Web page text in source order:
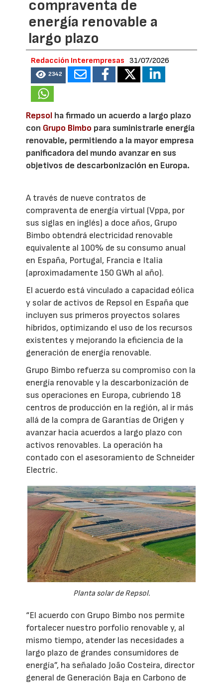
compraventa de
energía renovable a
largo plazo
Redacción Interempresas 31/07/2026
2342
Repsol ha firmado un acuerdo a largo plazo
con Grupo Bimbo para suministrarle energía
renovable, permitiendo a la mayor empresa
panificadora del mundo avanzar en sus
objetivos de descarbonización en Europa.
A través de nueve contratos de
compraventa de energía virtual (Vppa, por
sus siglas en inglés) a doce años, Grupo
Bimbo obtendrá electricidad renovable
equivalente al 100% de su consumo anual
en España, Portugal, Francia e Italia
(aproximadamente 150 GWh al año).
El acuerdo está vinculado a capacidad eólica
y solar de activos de Repsol en España que
incluyen sus primeros proyectos solares
híbridos, optimizando el uso de los recursos
existentes y mejorando la eficiencia de la
generación de energía renovable.
Grupo Bimbo refuerza su compromiso con la
energía renovable y la descarbonización de
sus operaciones en Europa, cubriendo 18
centros de producción en la región, al ir más
allá de la compra de Garantías de Origen y
avanzar hacia acuerdos a largo plazo con
activos renovables. La operación ha
contado con el asesoramiento de Schneider
Electric.
Planta solar de Repsol.
“El acuerdo con Grupo Bimbo nos permite
fortalecer nuestro porfolio renovable y, al
mismo tiempo, atender las necesidades a
largo plazo de grandes consumidores de
energía”, ha señalado João Costeira, director
general de Generación Baja en Carbono de